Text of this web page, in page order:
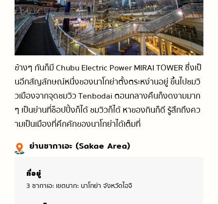
ข้างๆ กันก็มี Chubu Electric Power MIRAI TOWER ซึ่งเป็
นอีกสัญลักษณ์หนึ่งของนาโกย่าตั้งตระหง่านอยู่ ขึ้นไปชมวิ
วเมืองจากจุดชมวิว Tenbodai ตอนกลางคืนก็งดงามมาก
ๆ เป็นย่านที่ช็อปปิ้งก็ได้ ชมวิวก็ได้ หาของกินก็ดี รู้สึกถึงคว
ามเป็นเมืองที่คึกคักของนาโกย่าได้เต็มที่
ย่านซากาเอะ (Sakae Area)
ที่อยู่
3 ซากาเอะ เขตนากะ นาโกย่า จังหวัดไอจิ